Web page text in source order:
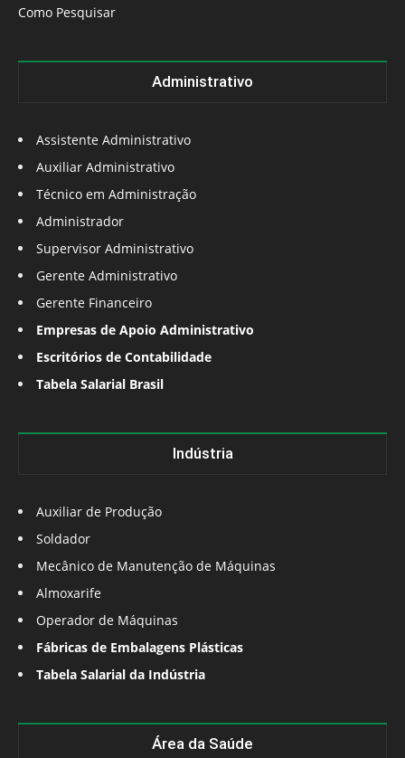
Como Pesquisar
Administrativo
Assistente Administrativo
Auxiliar Administrativo
Técnico em Administração
Administrador
Supervisor Administrativo
Gerente Administrativo
Gerente Financeiro
Empresas de Apoio Administrativo
Escritórios de Contabilidade
Tabela Salarial Brasil
Indústria
Auxiliar de Produção
Soldador
Mecânico de Manutenção de Máquinas
Almoxarife
Operador de Máquinas
Fábricas de Embalagens Plásticas
Tabela Salarial da Indústria
Área da Saúde